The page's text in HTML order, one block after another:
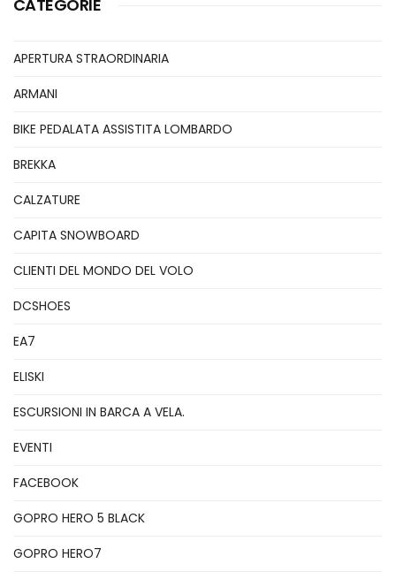
CATEGORIE
APERTURA STRAORDINARIA
ARMANI
BIKE PEDALATA ASSISTITA LOMBARDO
BREKKA
CALZATURE
CAPITA SNOWBOARD
CLIENTI DEL MONDO DEL VOLO
DCSHOES
EA7
ELISKI
ESCURSIONI IN BARCA A VELA.
EVENTI
FACEBOOK
GOPRO HERO 5 BLACK
GOPRO HERO7